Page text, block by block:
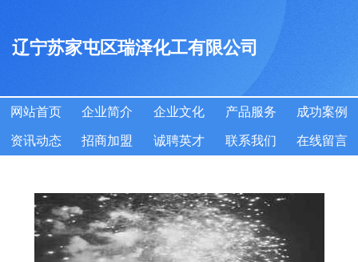
辽宁苏家屯区瑞泽化工有限公司
网站首页 企业简介 企业文化 产品服务 成功案例
资讯动态 招商加盟 诚聘英才 联系我们 在线留言